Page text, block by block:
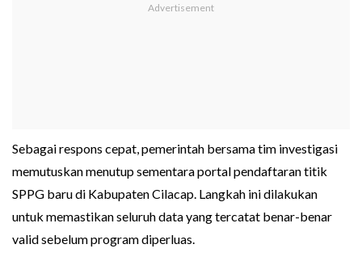
Sebagai respons cepat, pemerintah bersama tim investigasi
memutuskan menutup sementara portal pendaftaran titik
SPPG baru di Kabupaten Cilacap. Langkah ini dilakukan
untuk memastikan seluruh data yang tercatat benar-benar
valid sebelum program diperluas.